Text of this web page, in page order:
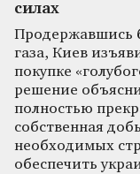
силах
Продержавшись
газа, Киев
покупке
решение
полностью
собственная
необходимых
обеспечить